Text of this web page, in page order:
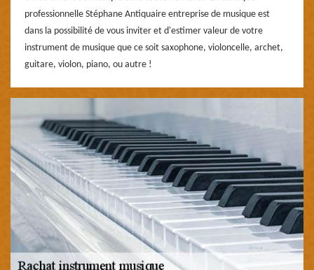
professionnelle Stéphane Antiquaire entreprise de musique est
dans la possibilité de vous inviter et d'estimer valeur de votre
instrument de musique que ce soit saxophone, violoncelle, archet,
guitare, violon, piano, ou autre !